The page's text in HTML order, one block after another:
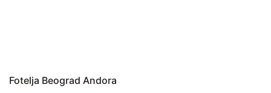
Fotelja Beograd Andora